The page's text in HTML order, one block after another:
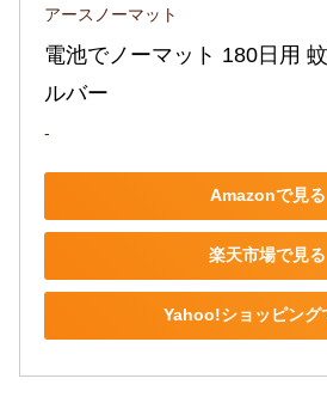
アースノーマット
電池でノーマット 180日用
ルバー
-
Amazonで見る
楽天市場で見る
Yahoo!ショッピング